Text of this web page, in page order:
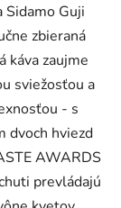
Sidamo Guji
zbieraná
káva zaujme
sviežosťou a
- s
dvoch hviezd
AWARDS
prevládajú